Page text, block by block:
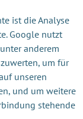
ist die Analyse
Google nutzt
anderem
um für
unseren
und um weitere
stehende